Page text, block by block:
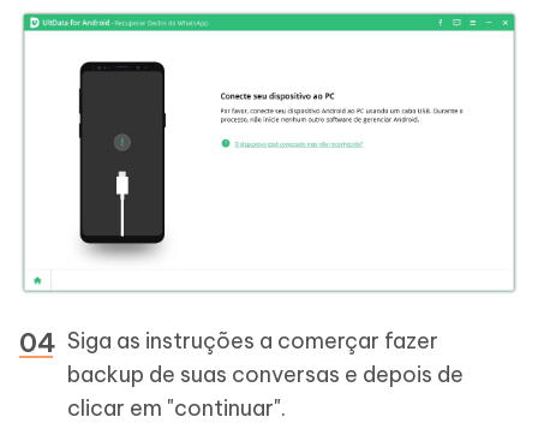
Siga as instruções a comerçar fazer
backup de suas conversas e depois de
clicar em "continuar".